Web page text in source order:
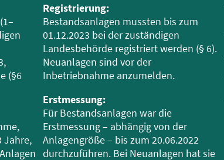
(§6
Jahre,
Registrierung:
Bestandsanlagen mussten bis zum
01.12.2023 bei der zuständigen
Landesbehörde registriert werden (§ 6).
Neuanlagen sind vor der
Inbetriebnahme anzumelden.
Erstmessung:
Für Bestandsanlagen war die
Erstmessung – abhängig von der
Anlagengröße – bis zum 20.06.2022
durchzuführen. Bei Neuanlagen hat sie